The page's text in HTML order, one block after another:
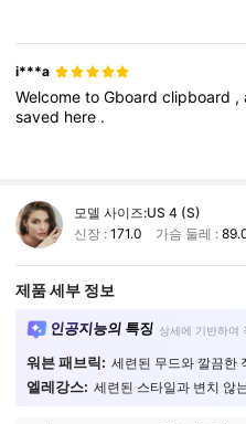
i***a
WelcometoGboardclipboard ,
saved here .
모델 사이즈:US 4 (S)
신장 : 171.0 가슴 둘레 :
제품 세부 정보
인공지능의 특징 상세에 기반하여
워븐 패브릭: 세련된 무드와 깔끔한
엘레강스: 세련된 스타일과 변치 않